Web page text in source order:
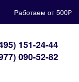
Работаем от 500₽
151-24-44
090-52-82